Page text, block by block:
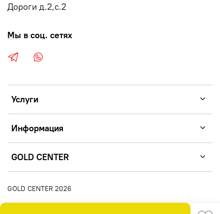
Услуги
Информация
GOLD CENTER
Дороги д.2,с.2
Мы в соц. сетях
GOLD CENTER 2026